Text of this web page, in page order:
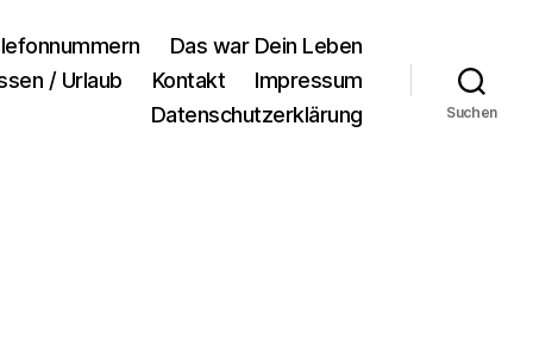
Das war Dein Leben
/ Urlaub
Kontakt
Impressum
Datenschutzerklärung
Suchen